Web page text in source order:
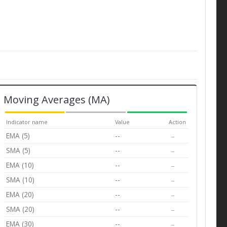
Moving Averages (MA)
Indicator name Value Action
EMA (5) -- --
SMA (5) -- --
EMA (10) -- --
SMA (10) -- --
EMA (20) -- --
SMA (20) -- --
EMA (30) -- --